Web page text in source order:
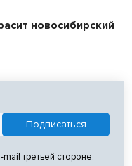
новосибирский
третьей стороне.